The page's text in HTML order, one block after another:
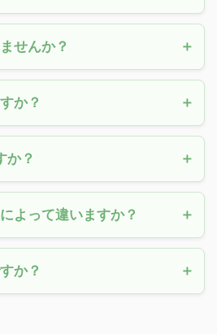
せんか？
か？
か？
よって違いますか？
か？